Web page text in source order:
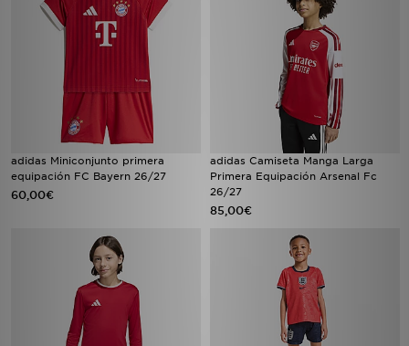
adidas Miniconjunto primera
equipación FC Bayern 26/27
60,00€
adidas Camiseta Manga Larga
Primera Equipación Arsenal Fc
26/27
85,00€